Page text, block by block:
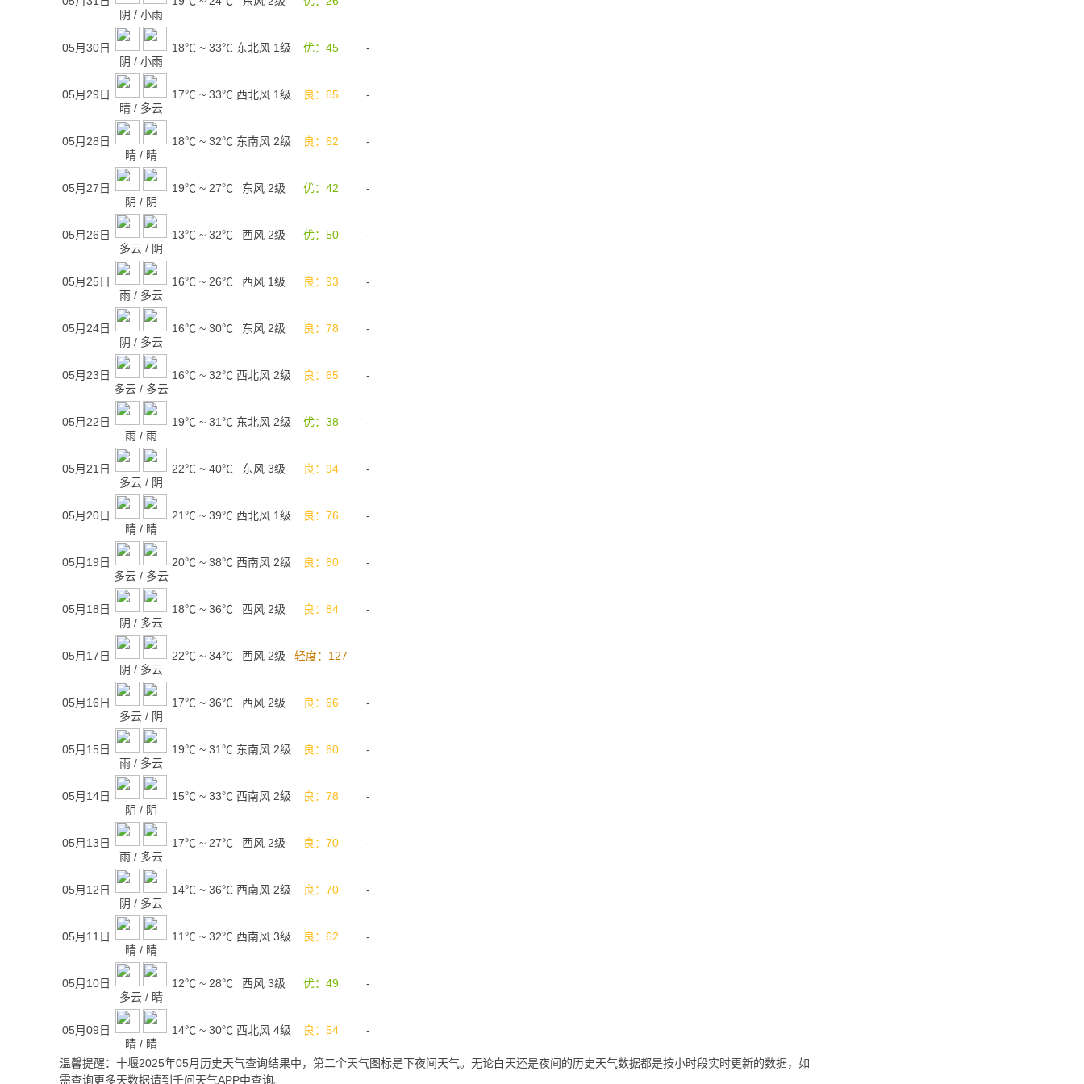
阴 / 小雨
05月30日
阴 / 小雨
18℃ ~ 33℃ 东北风 1级 优：45 -
05月29日
晴 / 多云
17℃ ~ 33℃ 西北风 1级 良：65 -
05月28日
晴 / 晴
18℃ ~ 32℃ 东南风 2级 良：62 -
05月27日
阴 / 阴
19℃ ~ 27℃ 东风 2级 优：42 -
05月26日
多云 / 阴
13℃ ~ 32℃ 西风 2级 优：50 -
05月25日
雨 / 多云
16℃ ~ 26℃ 西风 1级 良：93 -
05月24日
阴 / 多云
16℃ ~ 30℃ 东风 2级 良：78 -
05月23日
多云 / 多云
16℃ ~ 32℃ 西北风 2级 良：65 -
05月22日
雨 / 雨
19℃ ~ 31℃ 东北风 2级 优：38 -
05月21日
多云 / 阴
22℃ ~ 40℃ 东风 3级 良：94 -
05月20日
晴 / 晴
21℃ ~ 39℃ 西北风 1级 良：76 -
05月19日
多云 / 多云
20℃ ~ 38℃ 西南风 2级 良：80 -
05月18日
阴 / 多云
18℃ ~ 36℃ 西风 2级 良：84 -
05月17日
阴 / 多云
22℃ ~ 34℃ 西风 2级 轻度：127 -
05月16日
多云 / 阴
17℃ ~ 36℃ 西风 2级 良：66 -
05月15日
雨 / 多云
19℃ ~ 31℃ 东南风 2级 良：60 -
05月14日
阴 / 阴
15℃ ~ 33℃ 西南风 2级 良：78 -
05月13日
雨 / 多云
17℃ ~ 27℃ 西风 2级 良：70 -
05月12日
阴 / 多云
14℃ ~ 36℃ 西南风 2级 良：70 -
05月11日
晴 / 晴
11℃ ~ 32℃ 西南风 3级 良：62 -
05月10日
多云 / 晴
12℃ ~ 28℃ 西风 3级 优：49 -
05月09日
晴 / 晴
14℃ ~ 30℃ 西北风 4级 良：54 -
温馨提醒：十堰2025年05月历史天气查询结果中，第二个天气图标是下夜间天气。无论白天还是夜间的历史天气数据都是按小时段实时更新的数据，如
需查询更多天数据请到千问天气APP中查询。